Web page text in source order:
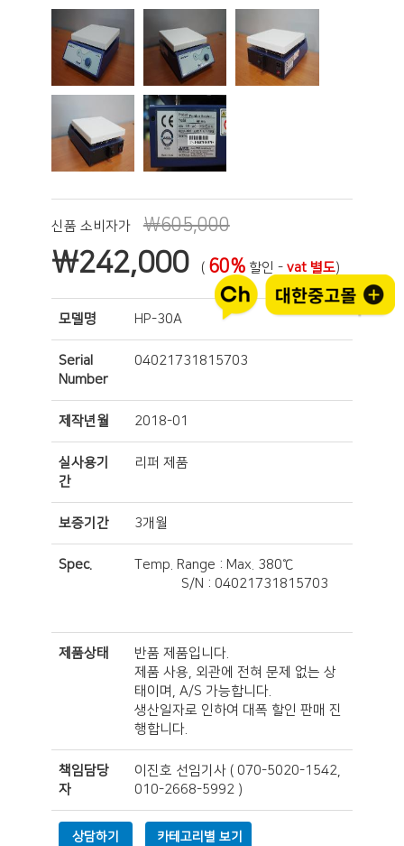
신품 소비자가 ₩605,000
₩242,000 ( 60%할인 - vat 별도)
모델명 HP-30A
Serial
Number
04021731815703
제작년월 2018-01
실사용기
간
리퍼 제품
보증기간 3개월
Spec.
Temp. Range : Max. 380℃
S/N : 04021731815703
제품상태
반품 제품입니다.
제품 사용, 외관에 전혀 문제 없는 상
태이며, A/S 가능합니다.
생산일자로 인하여 대폭 할인 판매 진
행합니다.
책임담당
자
이진호 선임기사( 070-5020-1542,
010-2668-5992)
상담하기 카테고리별 보기